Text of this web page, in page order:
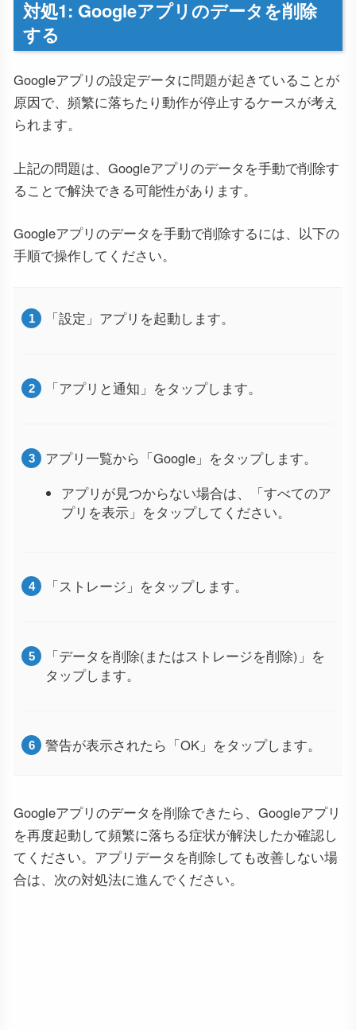
対処1: Googleアプリのデータを削除
する
Googleアプリの設定データに問題が起きていることが
原因で、頻繁に落ちたり動作が停止するケースが考え
られます。
上記の問題は、Googleアプリのデータを手動で削除す
ることで解決できる可能性があります。
Googleアプリのデータを手動で削除するには、以下の
手順で操作してください。
「設定」アプリを起動します。
「アプリと通知」をタップします。
アプリ一覧から「Google」をタップします。
アプリが見つからない場合は、「すべてのア
プリを表示」をタップしてください。
「ストレージ」をタップします。
「データを削除(またはストレージを削除)」を
タップします。
警告が表示されたら「OK」をタップします。
Googleアプリのデータを削除できたら、Googleアプリ
を再度起動して頻繁に落ちる症状が解決したか確認し
てください。アプリデータを削除しても改善しない場
合は、次の対処法に進んでください。